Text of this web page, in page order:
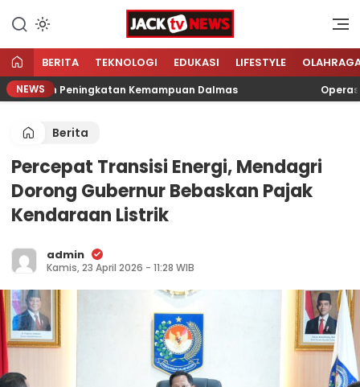
konten
Jacktvnews.com
Sumber Referensi Terpercaya
BERITA TEKNOLOGI EDUKASI LIFESTYLE
NEWSPeningkatan Kemampuan Dalmas Operasi
Berita
Percepat Transisi Energi, Mendagri
Dorong Gubernur Bebaskan Pajak
Kendaraan Listrik
admin
Kamis, 23 April 2026 - 11:28 WIB